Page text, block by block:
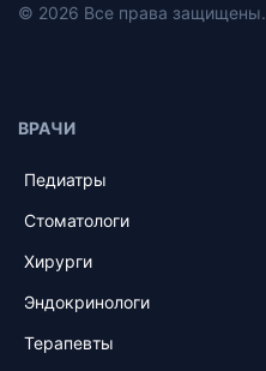
© 2026 Все права защищены.
ВРАЧИ
Педиатры
Стоматологи
Хирурги
Эндокринологи
Терапевты